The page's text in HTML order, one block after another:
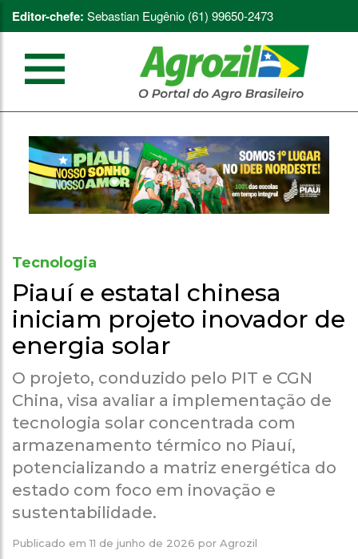
Editor-chefe: Sebastian Eugênio (61) 99650-2473
Tecnologia
Piauí e estatal chinesa
iniciam projeto inovador de
energia solar
O projeto, conduzido pelo PIT e CGN
China, visa avaliar a implementação de
tecnologia solar concentrada com
armazenamento térmico no Piauí,
potencializando a matriz energética do
estado com foco em inovação e
sustentabilidade.
Publicado em11 de junho de 2026 por Agrozil